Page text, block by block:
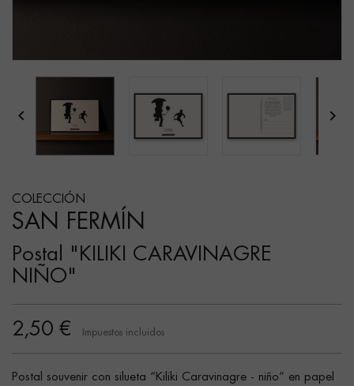
 
COLECCIÓN
SAN FERMÍN
Postal "KILIKI CARAVINAGRE
NIÑO"
2,50 € Impuestos incluidos
Postal souvenir con silueta “Kiliki Caravinagre - niño” en papel